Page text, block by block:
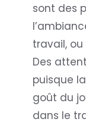
sont des
travail, ou
Des
puisque
goût du
dans le